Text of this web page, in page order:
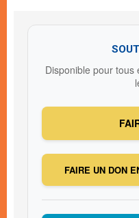
Disponible pour tous
FAIRE UN DON